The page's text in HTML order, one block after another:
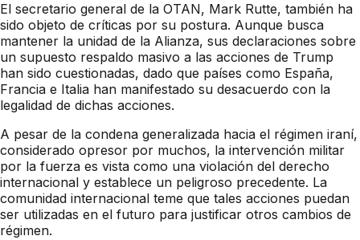
El secretario general de la OTAN, Mark Rutte, también ha
sido objeto de críticas por su postura. Aunque busca
mantener la unidad de la Alianza, sus declaraciones sobre
un supuesto respaldo masivo a las acciones de Trump
han sido cuestionadas, dado que países como España,
Francia e Italia han manifestado su desacuerdo con la
legalidad de dichas acciones.
A pesar de la condena generalizada hacia el régimen iraní,
considerado opresor por muchos, la intervención militar
por la fuerza es vista como una violación del derecho
internacional y establece un peligroso precedente. La
comunidad internacional teme que tales acciones puedan
ser utilizadas en el futuro para justificar otros cambios de
régimen.